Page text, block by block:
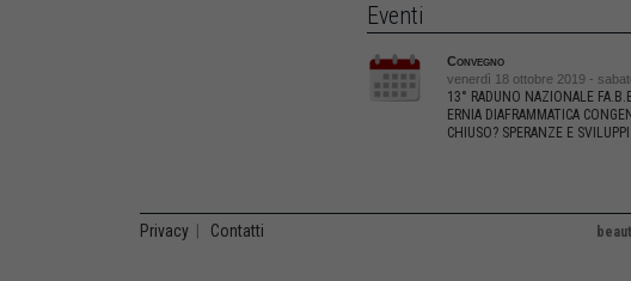
Eventi
Convegno
venerdì 18 ottobre 2019 -
13° RADUNO NAZIONALE
ERNIA DIAFRAMMATICA
CHIUSO? SPERANZE E SVILUPPI
Privacy Contatti